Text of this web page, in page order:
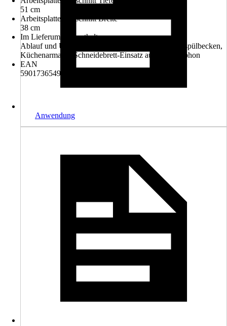
51 cm
Arbeitsplattenausschnitt Breite
38 cm
Im Lieferumfang enthalten
Ablauf und Überlaufgarnitur, Abtropfmatte, Einbauspülbecken,
Küchenarmatur, Schneidebrett-Einsatz aus Holz, Siphon
EAN
5901736549168
Anwendung